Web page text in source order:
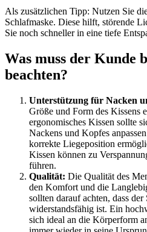
Als zusätzlichen Tipp: Nutzen Sie
Schlafmaske. Diese hilft, störende
Sie noch schneller in eine tiefe
Was muss der Kunde
beachten?
Unterstützung für Nacken
Größe und Form des Kissens
ergonomisches Kissen sollte
Nackens und Kopfes
korrekte Liegeposition
Kissen können zu
führen.
Qualität: Die Qualität des
den Komfort und die
sollten darauf achten, dass
widerstandsfähig ist. Ein
sich ideal an die Körperform